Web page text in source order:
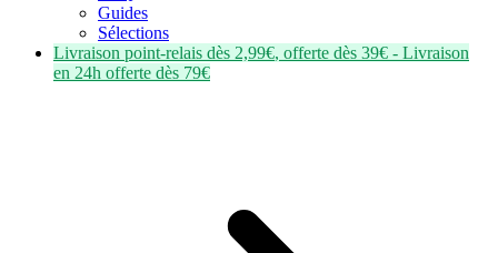
Guides
Sélections
Livraison point-relais dès 2,99€, offerte dès 39€ - Livraison
en 24h offerte dès 79€